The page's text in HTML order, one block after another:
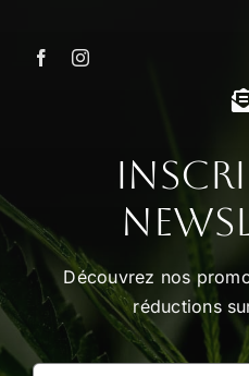
Découvrez nos
réductions